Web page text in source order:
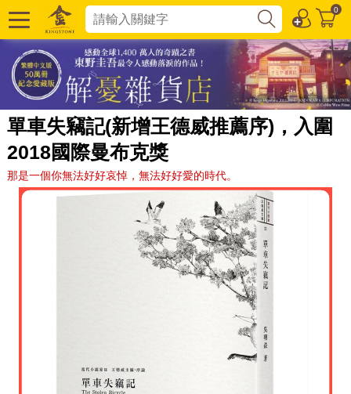
0
單車失竊記(新增王德威推薦序)，入圍
2018國際曼布克獎
那是一個你無法好好哀悼，無法好好愛的時代。